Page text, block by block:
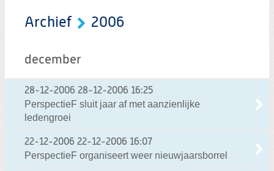
Archief 2006
december
28-12-2006 28-12-2006 16:25
PerspectieF sluit jaar af met aanzienlijke
ledengroei
22-12-2006 22-12-2006 16:07
PerspectieF organiseert weer nieuwjaarsborrel